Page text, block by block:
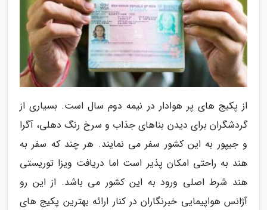
از پکیج های پر هوادار در نیمه دوم سال است. بسیاری از
گردشگران برای دیدن بناهای جذاب و سرخ رنگ دهلی، آگرا
و جیپور به این کشور سفر می نمایند. هر چند که سفر به
هند به راحتی امکان پذیر است اما دریافت ویزا توریستی
هند شرط اصلی ورود به این کشور می باشد. از این رو
آژانس هواپیمایی خبرنگاران در کنار ارائه بهترین پکیج های